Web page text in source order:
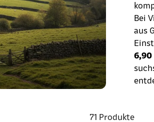
Bei
aus
6,90
71 Produkte